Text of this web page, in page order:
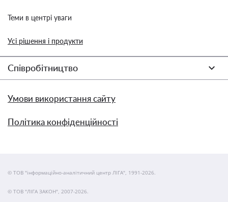
Теми в центрі уваги
Усі рішення і продукти
Співробітництво
Умови використання сайту
Політика конфіденційності
© ТОВ "інформаційно-аналітичний центр ЛІГА", 1991-2026.
© ТОВ "ЛІГА ЗАКОН", 2007-2026.